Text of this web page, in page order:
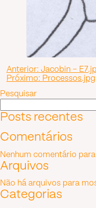
Navegação
de
Post
Anterior: Jacobin –
Próximo: Processos.jpg
Pesquisar
Posts recentes
Comentários
Nenhum comentário
Arquivos
Não há arquivos para
Categorias